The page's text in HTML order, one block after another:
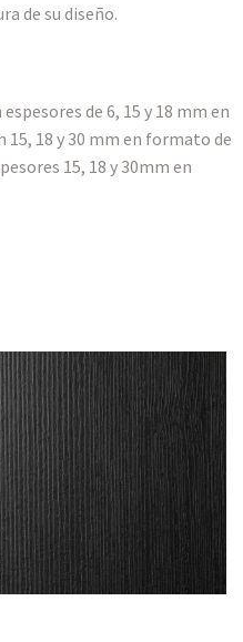
de su diseño.
de 6, 15 y 18 mm en
15, 18 y 30 mm en formato de
15, 18 y 30mm en